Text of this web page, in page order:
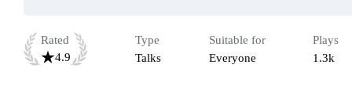
Rated
4.9
Type
Talks
Suitable for
Everyone
Plays
1.3k